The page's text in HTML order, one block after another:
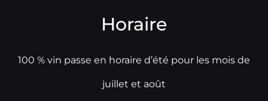
Horaire
100 % vin passe en horaire d’été pour les mois de
juillet et août